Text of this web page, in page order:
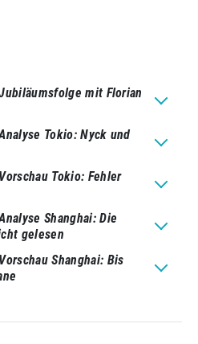
mit Florian
Tokio: Nyck und
Tokio: Fehler
Shanghai: Die
gelesen
Shanghai: Bis